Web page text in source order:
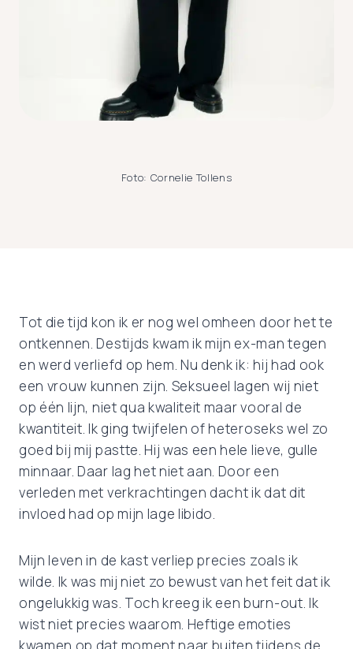
Foto: Cornelie Tollens
Tot die tijd kon ik er nog wel omheen door het te
ontkennen. Destijds kwam ik mijn ex-man tegen
en werd verliefd op hem. Nu denk ik: hij had ook
een vrouw kunnen zijn. Seksueel lagen wij niet
op één lijn, niet qua kwaliteit maar vooral de
kwantiteit. Ik ging twijfelen of heteroseks wel zo
goed bij mij pastte. Hij was een hele lieve, gulle
minnaar. Daar lag het niet aan. Door een
verleden met verkrachtingen dacht ik dat dit
invloed had op mijn lage libido.
Mijn leven in de kast verliep precies zoals ik
wilde. Ik was mij niet zo bewust van het feit dat ik
ongelukkig was. Toch kreeg ik een burn-out. Ik
wist niet precies waarom. Heftige emoties